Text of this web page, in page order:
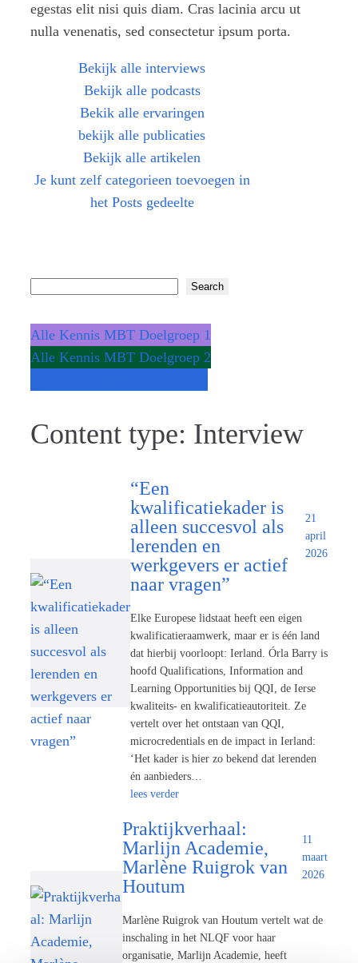
egestas elit nisi quis diam. Cras lacinia arcu ut
nulla venenatis, sed consectetur ipsum porta.
Bekijk alle interviews
Bekijk alle podcasts
Bekik alle ervaringen
bekijk alle publicaties
Bekijk alle artikelen
Je kunt zelf categorieen toevoegen in
het Posts gedeelte
a
r
Search
Alle Kennis MBT Doelgroep 1
Alle Kennis MBT Doelgroep 2
Content type: Interview
“Een
kwalificatiekader is
alleen succesvol als
lerenden en
werkgevers er actief
naar vragen”
21
april
2026
Elke Europese lidstaat heeft een eigen
kwalificatieraamwerk, maar er is één land
dat hierbij voorloopt: Ierland. Órla Barry is
hoofd Qualifications, Information and
Learning Opportunities bij QQI, de Ierse
kwaliteits- en kwalificatieautoriteit. Ze
vertelt over het ontstaan van QQI,
microcredentials en de impact in Ierland:
‘Het kader is hier zo bekend dat lerenden
én aanbieders…
lees verder
Praktijkverhaal:
Marlijn Academie,
Marlène Ruigrok van
Houtum
11
maart
2026
Marlène Ruigrok van Houtum vertelt wat de
inschaling in het NLQF voor haar
organisatie, Marlijn Academie, heeft